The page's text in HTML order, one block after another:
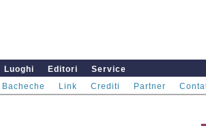
Luoghi Editori
Service
Bacheche Link Crediti Partner